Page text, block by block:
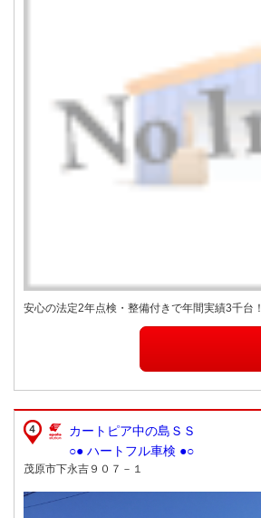
安心の法定2年点検・整備付きで年間実績3千台！
カートピア中の島ＳＳ
○● ハートフル車検 ●○
茂原市下永吉９０７－１